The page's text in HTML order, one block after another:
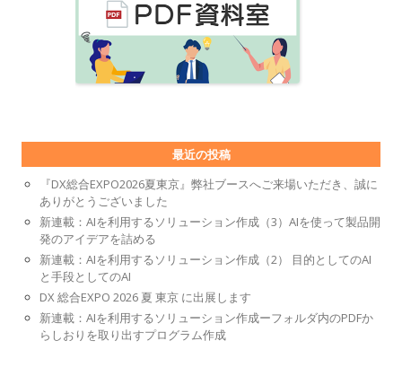
最近の投稿
『DX総合EXPO2026夏東京』弊社ブースへご来場いただき、誠に
ありがとうございました
新連載：AIを利用するソリューション作成（3）AIを使って製品開
発のアイデアを詰める
新連載：AIを利用するソリューション作成（2） 目的としてのAI
と手段としてのAI
DX 総合EXPO 2026 夏 東京 に出展します
新連載：AIを利用するソリューション作成ーフォルダ内のPDFか
らしおりを取り出すプログラム作成